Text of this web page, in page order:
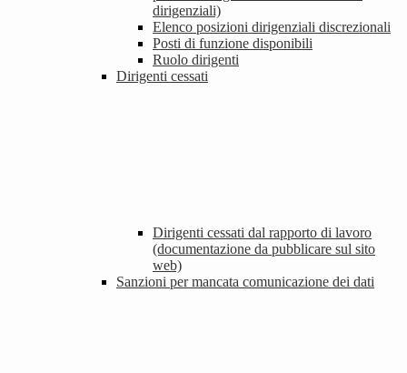
dirigenziali)
Elenco posizioni dirigenziali discrezionali
Posti di funzione disponibili
Ruolo dirigenti
Dirigenti cessati
Dirigenti cessati dal rapporto di lavoro
(documentazione da pubblicare sul sito
web)
Sanzioni per mancata comunicazione dei dati